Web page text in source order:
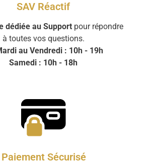
SAV Réactif
dédiée au Support pour répondre
à toutes vos questions.
au Vendredi : 10h - 19h
Samedi : 10h - 18h
Paiement Sécurisé